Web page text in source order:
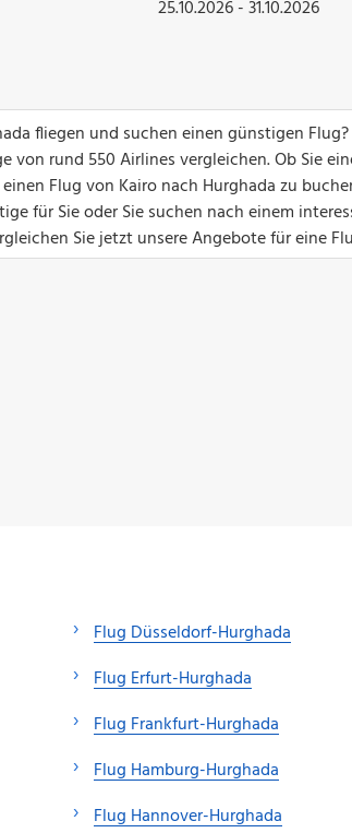
25.10.2026 - 31.10.2026
fliegen und suchen einen günstigen
von rund 550 Airlines vergleichen. Ob Sie
Flug von Kairo nach Hurghada zu
für Sie oder Sie suchen nach einem
Sie jetzt unsere Angebote für eine
Flug Düsseldorf-Hurghada
Flug Erfurt-Hurghada
Flug Frankfurt-Hurghada
Flug Hamburg-Hurghada
Flug Hannover-Hurghada